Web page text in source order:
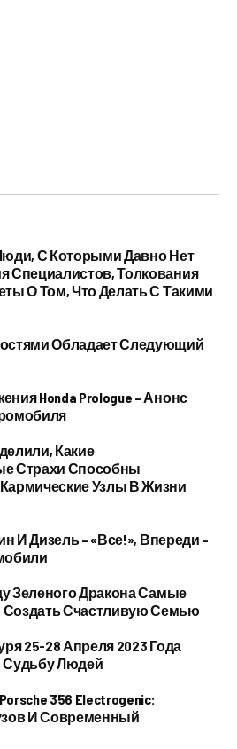
С Которыми Давно Нет
Специалистов, Толкования
О Том, Что Делать С Такими
Обладает Следующий
Honda Prologue – Анонс
Какие
Страхи Способны
Узлы В Жизни
И Дизель – «все!», Впереди –
Зеленого Дракона Самые
Счастливую Семью
25-28 Апреля 2023 Года
Судьбу Людей
356 Electrogenic:
И Современный